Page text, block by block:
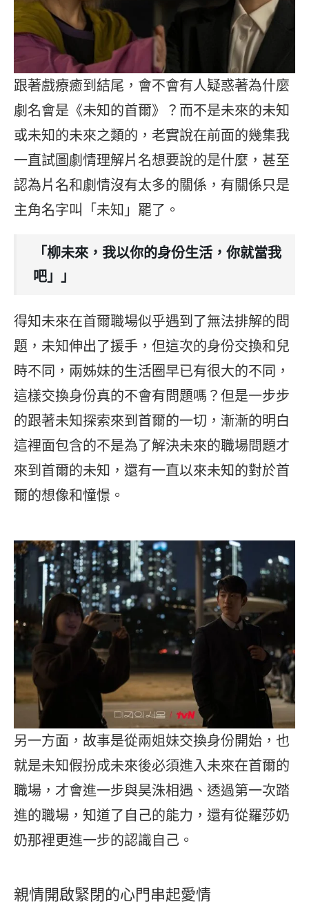
跟著戲療癒到結尾，會不會有人疑惑著為什麼
劇名會是《未知的首爾》？而不是未來的未知
或未知的未來之類的，老實說在前面的幾集我
一直試圖劇情理解片名想要說的是什麼，甚至
認為片名和劇情沒有太多的關係，有關係只是
主角名字叫「未知」罷了。
「柳未來，我以你的身份生活，你就當我
吧」」
得知未來在首爾職場似乎遇到了無法排解的問
題，未知伸出了援手，但這次的身份交換和兒
時不同，兩姊妹的生活圈早已有很大的不同，
這樣交換身份真的不會有問題嗎？但是一步步
的跟著未知探索來到首爾的一切，漸漸的明白
這裡面包含的不是為了解決未來的職場問題才
來到首爾的未知，還有一直以來未知的對於首
爾的想像和憧憬。
另一方面，故事是從兩姐妹交換身份開始，也
就是未知假扮成未來後必須進入未來在首爾的
職場，才會進一步與昊洙相遇、透過第一次踏
進的職場，知道了自己的能力，還有從羅莎奶
奶那裡更進一步的認識自己。
親情開啟緊閉的心門串起愛情